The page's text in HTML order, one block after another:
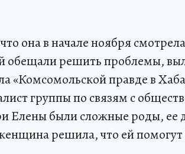
она в начале ноября
обещали решить проблемы,
«Комсомольской правде в
группы по связям с
Елены были сложные роды, ее
решила, что ей помогут